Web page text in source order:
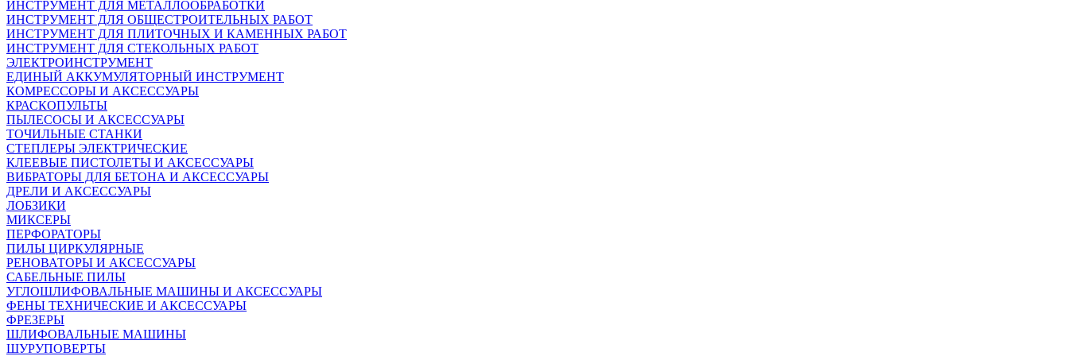
ИНСТРУМЕНТ ДЛЯ МЕТАЛЛООБРАБОТКИ
ИНСТРУМЕНТ ДЛЯ ОБЩЕСТРОИТЕЛЬНЫХ РАБОТ
ИНСТРУМЕНТ ДЛЯ ПЛИТОЧНЫХ И КАМЕННЫХ РАБОТ
ИНСТРУМЕНТ ДЛЯ СТЕКОЛЬНЫХ РАБОТ
ЭЛЕКТРОИНСТРУМЕНТ
ЕДИНЫЙ АККУМУЛЯТОРНЫЙ ИНСТРУМЕНТ
КОМРЕССОРЫ И АКСЕССУАРЫ
КРАСКОПУЛЬТЫ
ПЫЛЕСОСЫ И АКСЕССУАРЫ
ТОЧИЛЬНЫЕ СТАНКИ
СТЕПЛЕРЫ ЭЛЕКТРИЧЕСКИЕ
КЛЕЕВЫЕ ПИСТОЛЕТЫ И АКСЕССУАРЫ
ВИБРАТОРЫ ДЛЯ БЕТОНА И АКСЕССУАРЫ
ДРЕЛИ И АКСЕССУАРЫ
ЛОБЗИКИ
МИКСЕРЫ
ПЕРФОРАТОРЫ
ПИЛЫ ЦИРКУЛЯРНЫЕ
РЕНОВАТОРЫ И АКСЕССУАРЫ
САБЕЛЬНЫЕ ПИЛЫ
УГЛОШЛИФОВАЛЬНЫЕ МАШИНЫ И АКСЕССУАРЫ
ФЕНЫ ТЕХНИЧЕСКИЕ И АКСЕССУАРЫ
ФРЕЗЕРЫ
ШЛИФОВАЛЬНЫЕ МАШИНЫ
ШУРУПОВЕРТЫ